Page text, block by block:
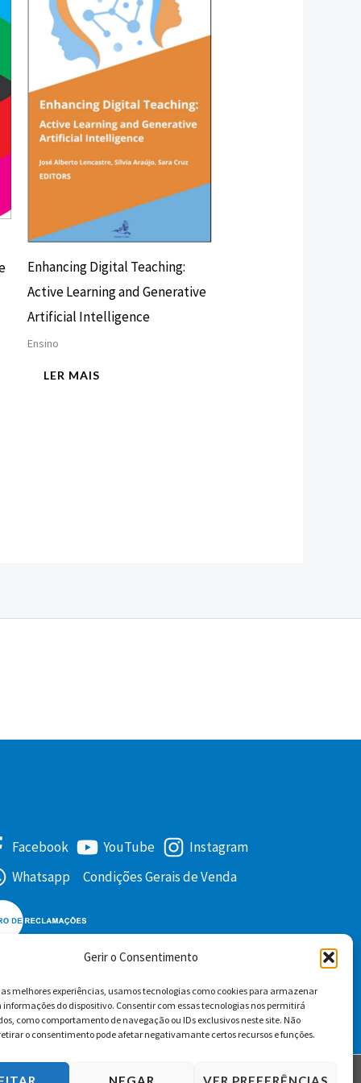
Gerir o Consentimento
melhores experiências, usamos tecnologias como cookies para armazenar
informações do dispositivo. Consentir com essas tecnologias nos permitirá
como comportamento de navegação ou IDs exclusivos neste site. Não
o consentimento pode afetar negativamante certos recursos e funções.
Enhancing Digital Teaching:
Active Learning and Generative
Artificial Intelligence
Ensino
LER MAIS
Facebook YouTube
Instagram
Whatsapp
Condições Gerais de Venda